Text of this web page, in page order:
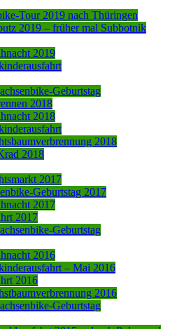
Tour 2019 nach Thüringen
2019 – früher mal Subbotnik
2019
Geburtstag
2018
2018
2018
2018
2017
Geburtstag 2017
2017
2017
Geburtstag
2016
– Mai 2016
2016
2016
Geburtstag